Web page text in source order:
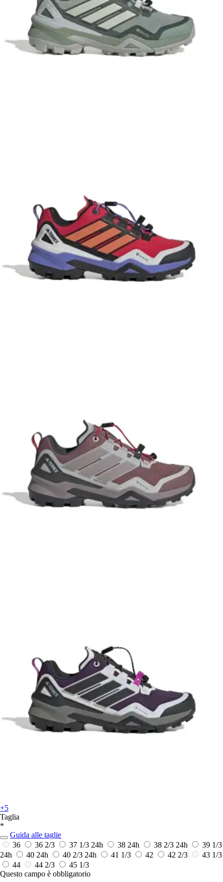
+5
Taglia
*
Guida alle taglie
36
36 2/3 37 1/3 24h 38 24h 38 2/3 24h
39 1/3
24h
40 24h 40 2/3 24h 41 1/3 42 42 2/3
43 1/3
44
44 2/3
45 1/3
Questo campo è obbligatorio